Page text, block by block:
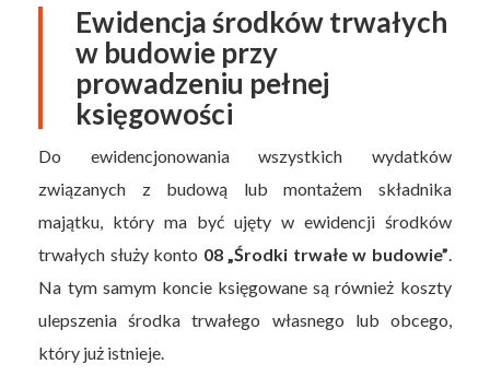
Ewidencja środków trwałych
w budowie przy
prowadzeniu pełnej
księgowości
Do ewidencjonowania wszystkich wydatków
związanych z budową lub montażem składnika
majątku, który ma być ujęty w ewidencji środków
trwałych służy konto 08 „Środki trwałe w budowie”
Na tym samym koncie księgowane są również koszty
ulepszenia środka trwałego własnego lub obcego,
który już istnieje.